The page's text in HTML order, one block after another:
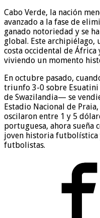
Cabo Verde, la nación
avanzado a la fase de
ganado notoriedad y se
global. Este archipiélago,
costa occidental de África
viviendo un momento
En octubre pasado,
triunfo 3-0 sobre
de Swazilandia— se
Estadio Nacional de
oscilaron entre 1 y 5
portuguesa, ahora sueña
joven historia futbolística
futbolistas.